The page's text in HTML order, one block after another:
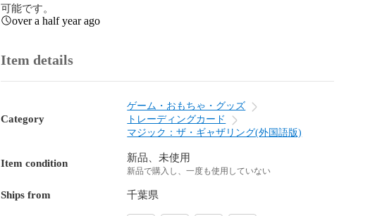
可能です。
over a half year ago
Item details
Category
ゲーム・おもちゃ・グッズ
トレーディングカード
マジック：ザ・ギャザリング(外国語版)
Item condition 新品、未使用
新品で購入し、一度も使用していない
Ships from 千葉県